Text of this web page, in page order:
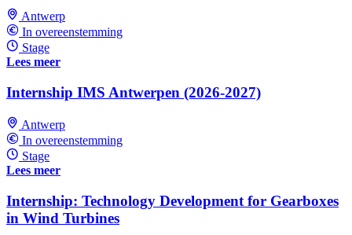
Antwerp
In overeenstemming
Stage
Lees meer
Internship IMS Antwerpen (2026-2027)
Antwerp
In overeenstemming
Stage
Lees meer
Internship: Technology Development for Gearboxes
in Wind Turbines